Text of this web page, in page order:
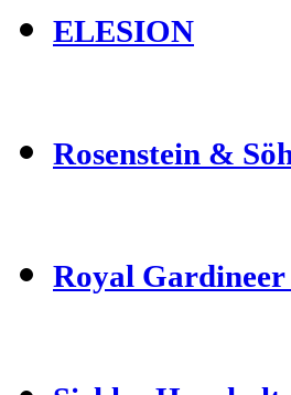
ELESION
Rosenstein &
Royal Gardineer